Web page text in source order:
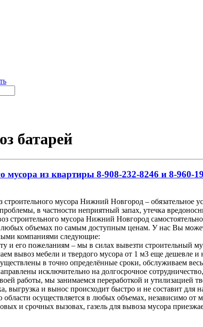
батарей
мусора из квартиры 8-908-232-8246 и 8-960-
мусора Нижний Новгород – обязательное
в частности неприятный запах, утечка
строительного мусора Нижний Новгород
объемах по самым доступным ценам. У нас Вы
компаниями следующие:
и его пожеланиям – мы в силах вывезти строительный
вывоз мебели и твердого мусора от 1 м3 еще дешевле и
в точно определённые сроки, обслуживаем
исключительно на долгосрочное
работы, мы занимаемся переработкой и
выгрузка и вынос происходит быстро и не составит
осуществляется в любых объемах, независимо
и срочных вызовах, газель для вывоза мусора